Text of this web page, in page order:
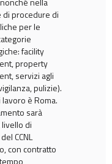
procedure di
per le
facility
property
servizi agli
pulizie).
è Roma.
sarà
di
CCNL
con contratto